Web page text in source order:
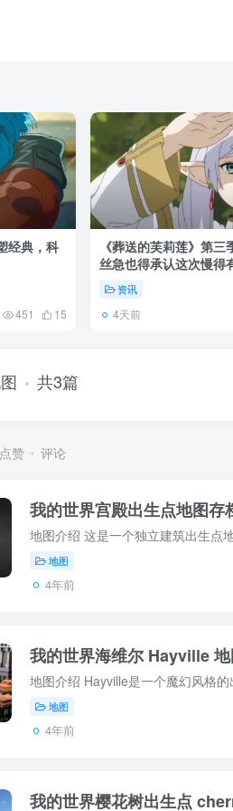
经典，科
451 15
《葬送的芙莉莲》第
丝急也得承认这次慢得
资讯
4天前
共3篇
点赞 评论
我的世界宫殿出生点地图存
地图
4年前
我的世界海维尔 Hayville
地图
4年前
我的世界樱花树出生点